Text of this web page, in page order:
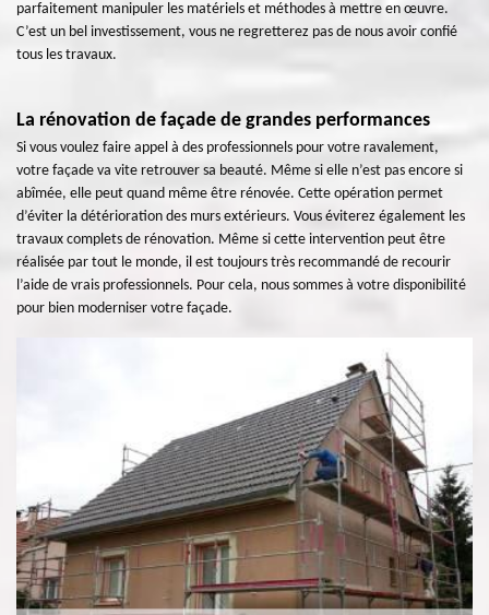
parfaitement manipuler les matériels et méthodes à mettre en œuvre.
C’est un bel investissement, vous ne regretterez pas de nous avoir confié
tous les travaux.
La rénovation de façade de grandes performances
Si vous voulez faire appel à des professionnels pour votre ravalement,
votre façade va vite retrouver sa beauté. Même si elle n’est pas encore si
abîmée, elle peut quand même être rénovée. Cette opération permet
d’éviter la détérioration des murs extérieurs. Vous éviterez également les
travaux complets de rénovation. Même si cette intervention peut être
réalisée par tout le monde, il est toujours très recommandé de recourir
l’aide de vrais professionnels. Pour cela, nous sommes à votre disponibilité
pour bien moderniser votre façade.